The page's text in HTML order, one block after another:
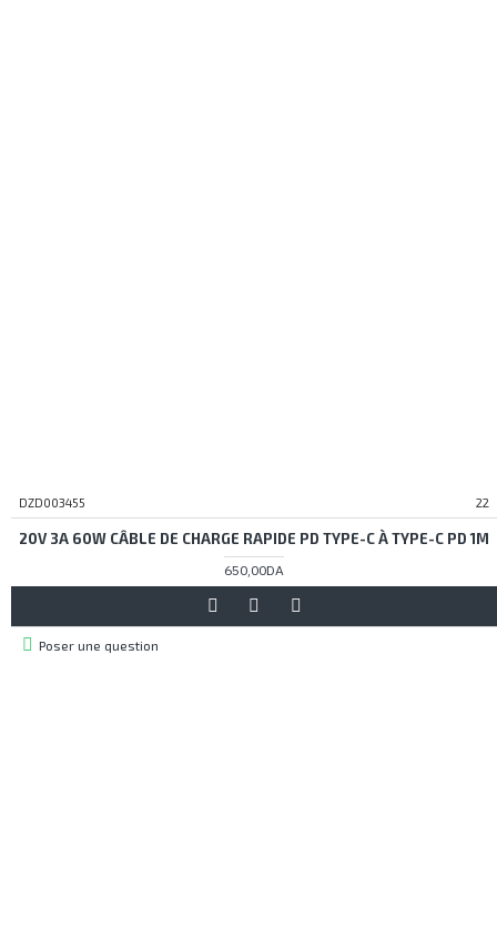
DZD003455 22
20V 3A 60W CÂBLE DE CHARGE RAPIDE PD TYPE-C À TYPE-C PD 1M
650,00DA
Poser une question